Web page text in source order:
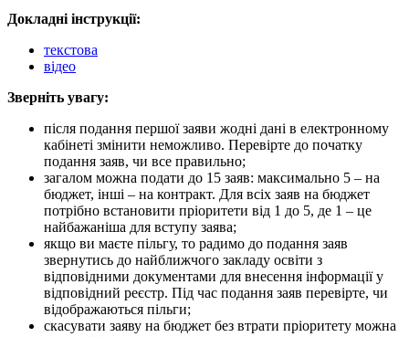
Докладні інструкції:
текстова
відео
Зверніть увагу:
після подання першої заяви жодні дані в електронному
кабінеті змінити неможливо. Перевірте до початку
подання заяв, чи все правильно;
загалом можна подати до 15 заяв: максимально 5 – на
бюджет, інші – на контракт. Для всіх заяв на бюджет
потрібно встановити пріоритети від 1 до 5, де 1 – це
найбажаніша для вступу заява;
якщо ви маєте пільгу, то радимо до подання заяв
звернутись до найближчого закладу освіти з
відповідними документами для внесення інформації у
відповідний реєстр. Під час подання заяв перевірте, чи
відображаються пільги;
скасувати заяву на бюджет без втрати пріоритету можна